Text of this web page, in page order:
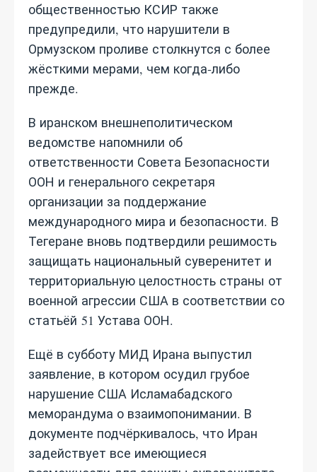
общественностью КСИР также
предупредили, что нарушители в
Ормузском проливе столкнутся с более
жёсткими мерами, чем когда‑либо
прежде.
В иранском внешнеполитическом
ведомстве напомнили об
ответственности Совета Безопасности
ООН и генерального секретаря
организации за поддержание
международного мира и безопасности. В
Тегеране вновь подтвердили решимость
защищать национальный суверенитет и
территориальную целостность страны от
военной агрессии США в соответствии со
статьёй 51 Устава ООН.
Ещё в субботу МИД Ирана выпустил
заявление, в котором осудил грубое
нарушение США Исламабадского
меморандума о взаимопонимании. В
документе подчёркивалось, что Иран
задействует все имеющиеся